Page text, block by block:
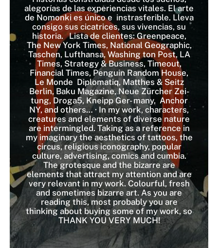
alegorías de las experiencias vitales. El arte
de Nomonki es único e instrasferible. Lleva
consigo sus cicatrices, sus vivencias, su
historia. Lista de clientes: Greenpeace,
The New York Times, National Geographic,
Taschen, Lufthansa, Washing ton Post, LA
Times, Strategy & Business, Timeout,
Financial Times, Penguin Random House,
Le Monde Diplomatiq, Matthes & Seitz
Berlin, Baku Magazine, Neue Zürcher Zei-
tung, Droga5, Kneipp Ger- many, Anchor
NY, and others… · In my work, characters,
creatures and elements of diverse nature
are intermingled. Taking as a reference in
my imaginary the aesthetics of tattoos, the
circus, religious iconography, popular
culture, advertising, comics and cumbia.
The grotesque and the bizarre are
elements that attract my attention and are
very relevant in my work. Colourful, fresh
and sometimes bizarre art. As you are
reading this, most probably you are
thinking about buying some of my work, so
THANK YOU VERY MUCH!